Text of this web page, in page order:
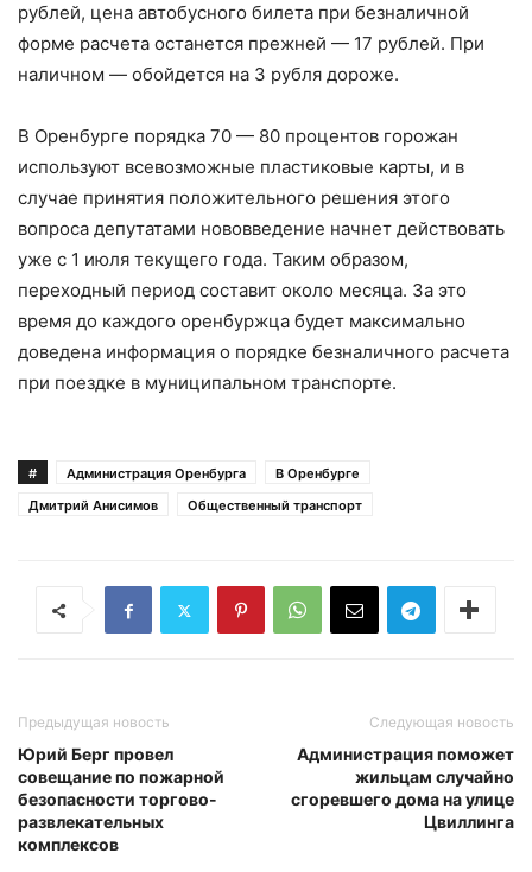
рублей, цена автобусного билета при безналичной
форме расчета останется прежней — 17 рублей. При
наличном — обойдется на 3 рубля дороже.
В Оренбурге порядка 70 — 80 процентов горожан
используют всевозможные пластиковые карты, и в
случае принятия положительного решения этого
вопроса депутатами нововведение начнет действовать
уже с 1 июля текущего года. Таким образом,
переходный период составит около месяца. За это
время до каждого оренбуржца будет максимально
доведена информация о порядке безналичного расчета
при поездке в муниципальном транспорте.
# Администрация Оренбурга
В Оренбурге
Дмитрий Анисимов
Общественный транспорт
Предыдущая новость
Юрий Берг провел
совещание по пожарной
безопасности торгово-
развлекательных
комплексов
Следующая новость
Администрация поможет
жильцам случайно
сгоревшего дома на улице
Цвиллинга